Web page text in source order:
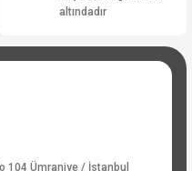
altındadır
104 Ümraniye / İstanbul